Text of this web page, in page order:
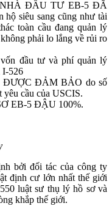
ĐẦU TƯ EB-5 ĐÃ
siêu sang cũng như tài
toàn cầu đang quản lý
phải lo lắng về rủi ro
đầu tư và phí quản lý
I-526
ĐẢM BẢO do số
yêu cầu của USCIS.
EB-5 ĐẬU 100%.
bởi đối tác của công ty
định cư lớn nhất thế giới
luật sư thụ lý hồ sơ và
khắp thế giới.